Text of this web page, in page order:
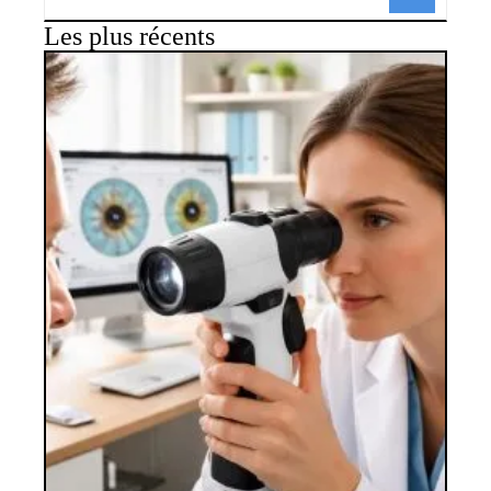
Les plus récents